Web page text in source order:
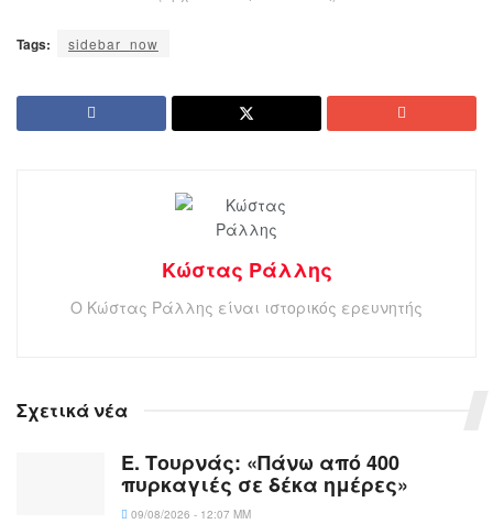
Tags: sidebar_now
Κώστας Ράλλης
Ο Κώστας Ράλλης είναι ιστορικός ερευνητής
Σχετικά νέα
Ε. Τουρνάς: «Πάνω από 400
πυρκαγιές σε δέκα ημέρες»
09/08/2026 - 12:07 ΜΜ